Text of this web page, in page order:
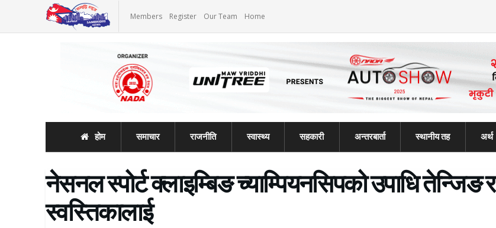
Members Register Our Team Home
होम समाचार राजनीति स्वास्थ्य सहकारी अन्तरबार्ता स्थानीय तह अर्थ
नेसनल स्पोर्ट क्लाइम्बिङ च्याम्पियनसिपको उपाधि तेन्जिङ र
स्वस्तिकालाई